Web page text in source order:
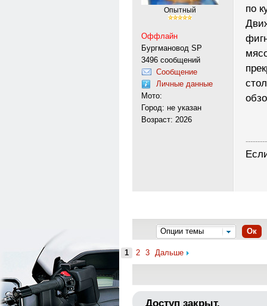
Опытный
Оффлайн
Бургмановод SP
3496 сообщений
Сообщение
Личные данные
Мото:
Город: не указан
Возраст: 2026
по
Опции темы Ок
1 2 3 Дальше
Доступ закрыт.